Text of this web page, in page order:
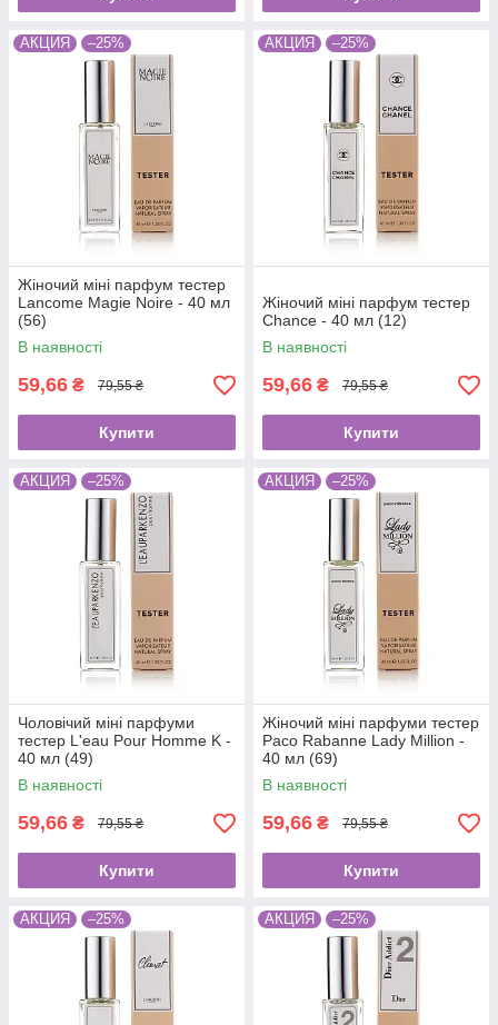
АКЦИЯ –25%
Жіночий міні парфум тестер
Lancome Magie Noire - 40 мл
(56)
В наявності
59,66 ₴ 79,55 ₴
Купити
АКЦИЯ –25%
Жіночий міні парфум тестер
Chance - 40 мл (12)
В наявності
59,66 ₴ 79,55 ₴
Купити
АКЦИЯ –25%
Чоловічий міні парфуми
тестер L'eau Pour Homme K -
40 мл (49)
В наявності
59,66 ₴ 79,55 ₴
Купити
АКЦИЯ –25%
Жіночий міні парфуми тестер
Paco Rabanne Lady Million -
40 мл (69)
В наявності
59,66 ₴ 79,55 ₴
Купити
АКЦИЯ –25% АКЦИЯ –25%